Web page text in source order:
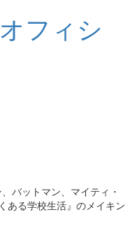
フィシ
バットマン、マイティ・
ある学校生活』のメイキン